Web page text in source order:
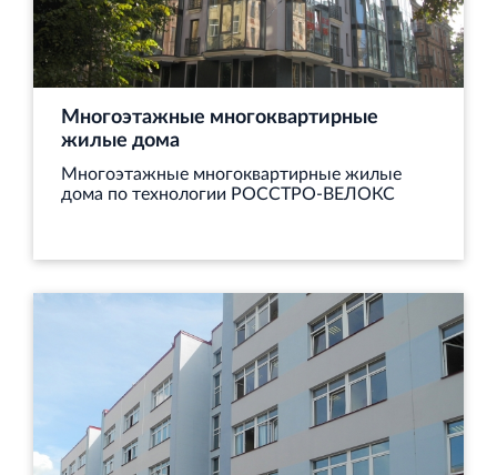
Многоэтажные многоквартирные
жилые дома
Многоэтажные многоквартирные жилые
дома по технологии РОССТРО-ВЕЛОКС